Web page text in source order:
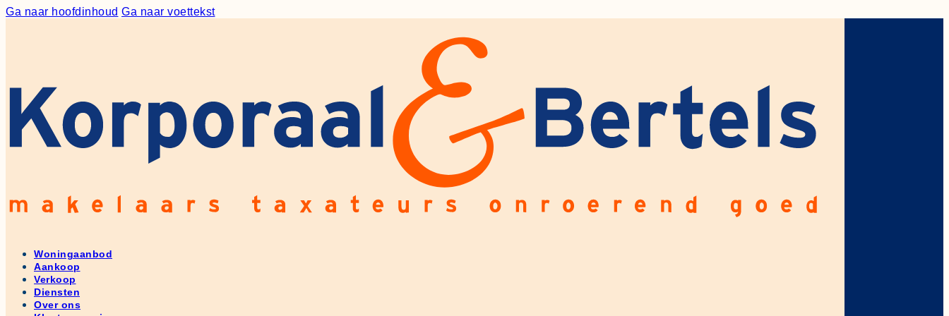
Ga naar hoofdinhoud Ga naar voettekst
Woningaanbod
Aankoop
Verkoop
Diensten
Over ons